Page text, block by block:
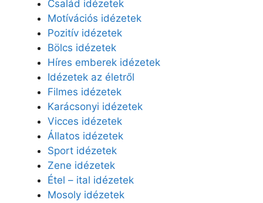
Család idézetek
Motívációs idézetek
Pozitív idézetek
Bölcs idézetek
Híres emberek idézetek
Idézetek az életről
Filmes idézetek
Karácsonyi idézetek
Vicces idézetek
Állatos idézetek
Sport idézetek
Zene idézetek
Étel – ital idézetek
Mosoly idézetek